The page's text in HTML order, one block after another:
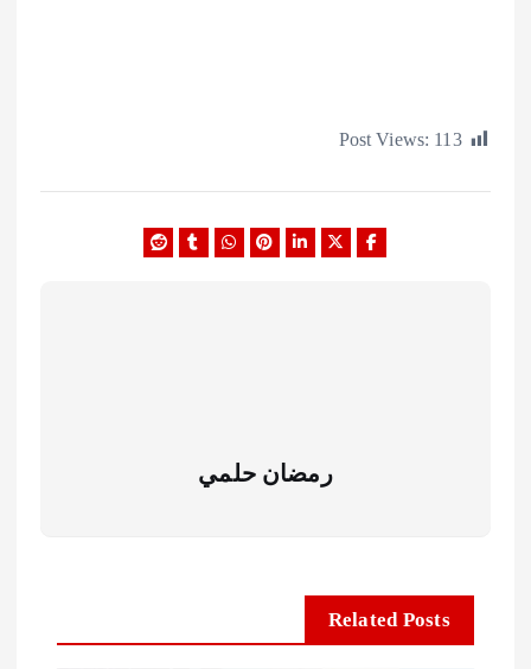
Post Views:
رمضان حلمي
Related Posts